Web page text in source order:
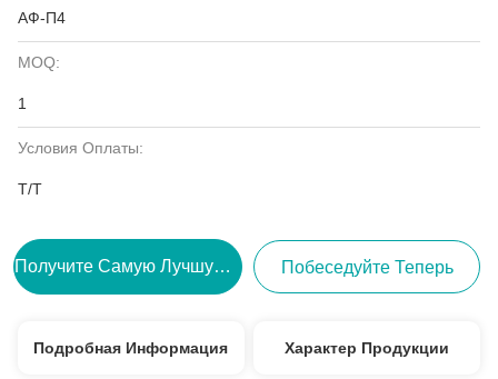
АФ-П4
MOQ:
1
Условия Оплаты:
Т/Т
Получите Самую Лучшую Цену Побеседуйте Теперь
Подробная Информация Характер Продукции